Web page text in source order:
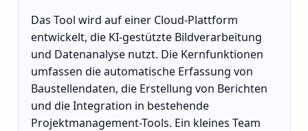
Das Tool wird auf einer Cloud-Plattform
entwickelt, die KI-gestützte Bildverarbeitung
und Datenanalyse nutzt. Die Kernfunktionen
umfassen die automatische Erfassung von
Baustellendaten, die Erstellung von Berichten
und die Integration in bestehende
Projektmanagement-Tools. Ein kleines Team